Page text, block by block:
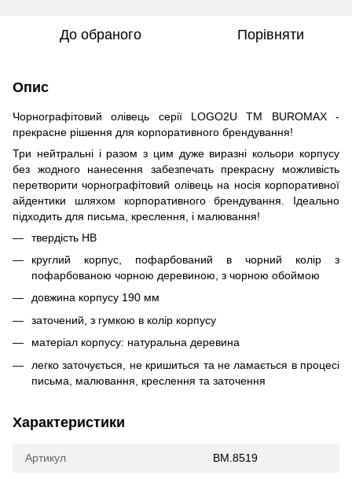
До обраного Порівняти
Опис
Чорнографітовий олівець серії LOGO2U ТМ BUROMAX -
прекрасне рішення для корпоративного брендування!
Три нейтральні і разом з цим дуже виразні кольори корпусу
без жодного нанесення забезпечать прекрасну можливість
перетворити чорнографітовий олівець на носія корпоративної
айдентики шляхом корпоративного брендування. Ідеально
підходить для письма, креслення, і малювання!
твердість HB
круглий корпус, пофарбований в чорний колір з
пофарбованою чорною деревиною, з чорною обоймою
довжина корпусу 190 мм
заточений, з гумкою в колір корпусу
матеріал корпусу: натуральна деревина
легко заточується, не кришиться та не ламається в процесі
письма, малювання, креслення та заточення
Характеристики
Артикул BM.8519